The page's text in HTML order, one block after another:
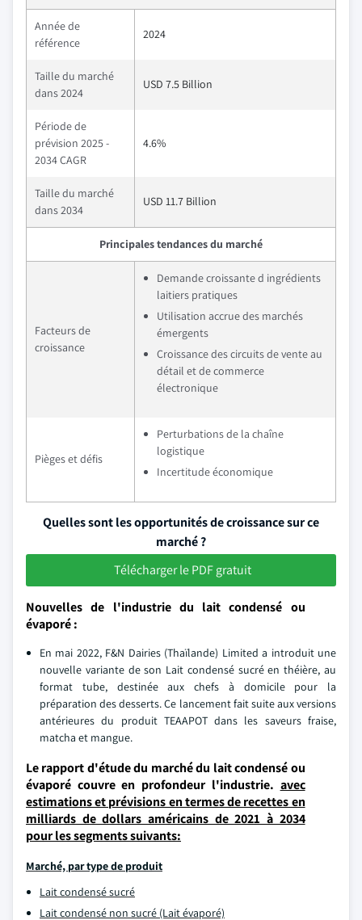
Année de
référence
2024
Taille du marché
dans 2024
USD 7.5 Billion
Période de
prévision 2025 -
2034 CAGR
4.6%
Taille du marché
dans 2034
USD 11.7 Billion
Principales tendances du marché
Facteurs de
croissance
Demande croissante d ingrédients
laitiers pratiques
Utilisation accrue des marchés
émergents
Croissance des circuits de vente au
détail et de commerce
électronique
Pièges et défis
Perturbations de la chaîne
logistique
Incertitude économique
Quelles sont les opportunités de croissance sur ce
marché ?
Télécharger le PDF gratuit
Nouvelles de l'industrie du lait condensé ou
évaporé :
En mai 2022, F&N Dairies (Thaïlande) Limited a introduit une
nouvelle variante de son Lait condensé sucré en théière, au
format tube, destinée aux chefs à domicile pour la
préparation des desserts. Ce lancement fait suite aux versions
antérieures du produit TEAAPOT dans les saveurs fraise,
matcha et mangue.
Le rapport d'étude du marché du lait condensé ou
évaporé couvre en profondeur l'industrie. avec
estimations et prévisions en termes de recettes en
milliards de dollars américains de 2021 à 2034
pour les segments suivants:
Marché, par type de produit
Lait condensé sucré
Lait condensé non sucré (Lait évaporé)